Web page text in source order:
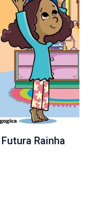
Rainha